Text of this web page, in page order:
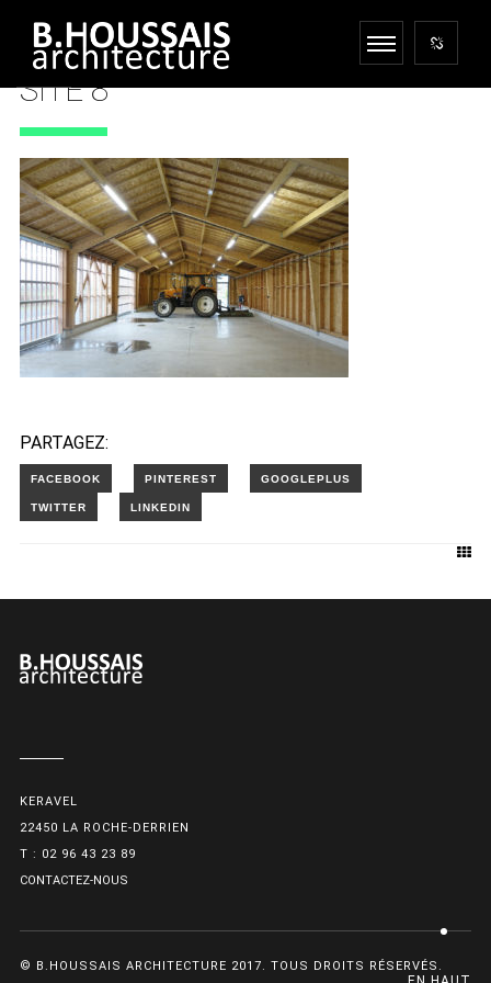
SITE 8
21 MARS 2022
PARTAGEZ:
KERAVEL
22450 LA ROCHE-DERRIEN
T : 02 96 43 23 89
CONTACTEZ-NOUS
© B.HOUSSAIS ARCHITECTURE 2017. TOUS DROITS RÉSERVÉS.